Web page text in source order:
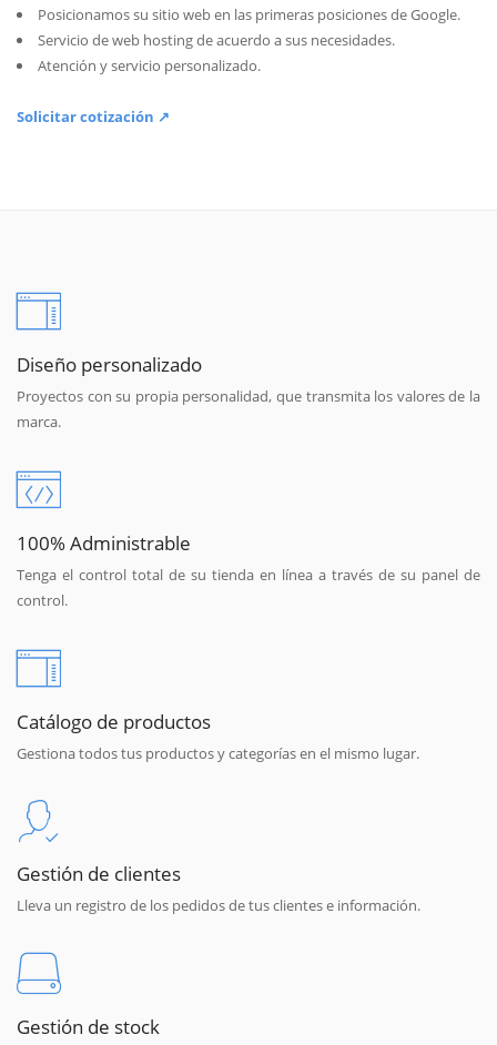
Posicionamos su sitio web en las primeras posiciones de Google.
Servicio de web hosting de acuerdo a sus necesidades.
Atención y servicio personalizado.
Solicitar cotización ↗
Diseño personalizado
Proyectos con su propia personalidad, que transmita los valores de la
marca.
100% Administrable
Tenga el control total de su tienda en línea a través de su panel de
control.
Catálogo de productos
Gestiona todos tus productos y categorías en el mismo lugar.
Gestión de clientes
Lleva un registro de los pedidos de tus clientes e información.
Gestión de stock